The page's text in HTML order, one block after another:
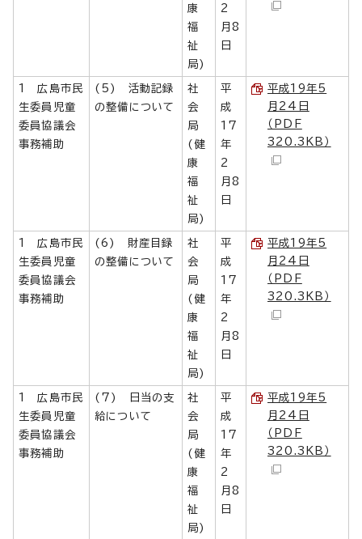
康
福
祉
局)
2
月8
日
1 広島市民
生委員児童
委員協議会
事務補助
(5) 活動記録
の整備について
社
会
局
(健
康
福
祉
局)
平
成
17
年
2
月8
日
平成19年5
月24日
（PDF
320.3KB）
1 広島市民
生委員児童
委員協議会
事務補助
(6) 財産目録
の整備について
社
会
局
(健
康
福
祉
局)
平
成
17
年
2
月8
日
平成19年5
月24日
（PDF
320.3KB）
1 広島市民
生委員児童
委員協議会
事務補助
(7) 日当の支
給について
社
会
局
(健
康
福
祉
局)
平
成
17
年
2
月8
日
平成19年5
月24日
（PDF
320.3KB）